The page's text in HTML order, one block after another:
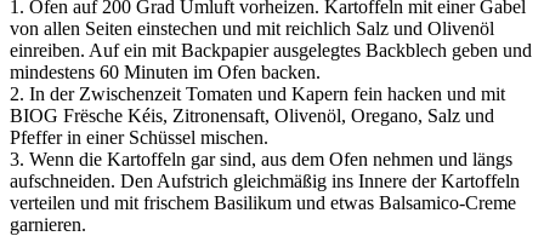
1. Ofen auf 200 Grad Umluft vorheizen. Kartoffeln mit einer Gabel
von allen Seiten einstechen und mit reichlich Salz und Olivenöl
einreiben. Auf ein mit Backpapier ausgelegtes Backblech geben und
mindestens 60 Minuten im Ofen backen.
2. In der Zwischenzeit Tomaten und Kapern fein hacken und mit
BIOG Frësche Kéis, Zitronensaft, Olivenöl, Oregano, Salz und
Pfeffer in einer Schüssel mischen.
3. Wenn die Kartoffeln gar sind, aus dem Ofen nehmen und längs
aufschneiden. Den Aufstrich gleichmäßig ins Innere der Kartoffeln
verteilen und mit frischem Basilikum und etwas Balsamico-Creme
garnieren.